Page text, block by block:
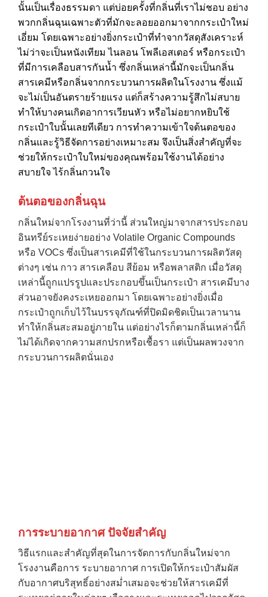
นั้นเป็นเรื่องธรรมดา แต่บ่อยครั้งที่กลิ่นที่เราไม่ชอบ อย่าง
พวกกลิ่นฉุนเฉพาะตัวที่มักจะลอยออกมาจากกระเป๋าใหม่
เอี่ยม โดยเฉพาะอย่างยิ่งกระเป๋าที่ทำจากวัสดุสังเคราะห์
ไม่ว่าจะเป็นหนังเทียม ไนลอน โพลีเอสเตอร์ หรือกระเป๋า
ที่มีการเคลือบสารกันน้ำ ซึ่งกลิ่นเหล่านี้มักจะเป็นกลิ่น
สารเคมีหรือกลิ่นจากกระบวนการผลิตในโรงงาน ซึ่งแม้
จะไม่เป็นอันตรายร้ายแรง แต่ก็สร้างความรู้สึกไม่สบาย
ทำให้บางคนเกิดอาการเวียนหัว หรือไม่อยากหยิบใช้
กระเป๋าใบนั้นเลยทีเดียว การทำความเข้าใจต้นตอของ
กลิ่นและรู้วิธีจัดการอย่างเหมาะสม จึงเป็นสิ่งสำคัญที่จะ
ช่วยให้กระเป๋าใบใหม่ของคุณพร้อมใช้งานได้อย่าง
สบายใจ ไร้กลิ่นกวนใจ
ต้นตอของกลิ่นฉุน
กลิ่นใหม่จากโรงงานที่ว่านี้ ส่วนใหญ่มาจากสารประกอบ
อินทรีย์ระเหยง่ายอย่าง Volatile Organic Compounds
หรือ VOCs ซึ่งเป็นสารเคมีที่ใช้ในกระบวนการผลิตวัสดุ
ต่างๆ เช่น กาว สารเคลือบ สีย้อม หรือพลาสติก เมื่อวัสดุ
เหล่านี้ถูกแปรรูปและประกอบขึ้นเป็นกระเป๋า สารเคมีบาง
ส่วนอาจยังคงระเหยออกมา โดยเฉพาะอย่างยิ่งเมื่อ
กระเป๋าถูกเก็บไว้ในบรรจุภัณฑ์ที่ปิดมิดชิดเป็นเวลานาน
ทำให้กลิ่นสะสมอยู่ภายใน แต่อย่างไรก็ตามกลิ่นเหล่านี้ก็
ไม่ได้เกิดจากความสกปรกหรือเชื้อรา แต่เป็นผลพวงจาก
กระบวนการผลิตนั่นเอง
การระบายอากาศ ปัจจัยสำคัญ
วิธีแรกและสำคัญที่สุดในการจัดการกับกลิ่นใหม่จาก
โรงงานคือการ ระบายอากาศ การเปิดให้กระเป๋าสัมผัส
กับอากาศบริสุทธิ์อย่างสม่ำเสมอจะช่วยให้สารเคมีที่